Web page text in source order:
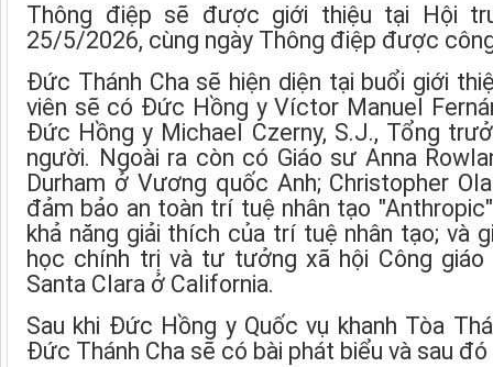
Thông điệp sẽ được giới thiệu tại Hội
25/5/2026, cùng ngày Thông điệp được
Đức Thánh Cha sẽ hiện diện tại buổi giới
viên sẽ có Đức Hồng y Víctor Manuel
Đức Hồng y Michael Czerny, S.J., Tổng
người. Ngoài ra còn có Giáo sư Anna
Durham ở Vương quốc Anh; Christopher
đảm bảo an toàn trí tuệ nhân tạo
khả năng giải thích của trí tuệ nhân tạo; và
học chính trị và tư tưởng xã hội Công
Santa Clara ở California.
Sau khi Đức Hồng y Quốc vụ khanh Tòa
Đức Thánh Cha sẽ có bài phát biểu và sau